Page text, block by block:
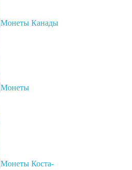
Монеты Канады
Монеты
Монеты Коста-